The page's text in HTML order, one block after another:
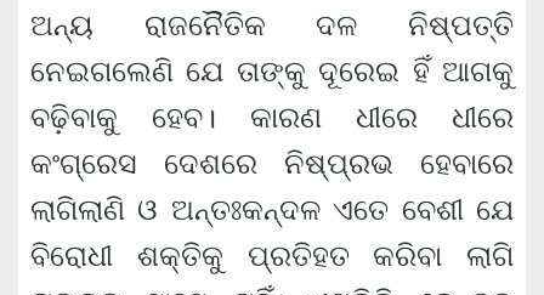
ଅନ୍ୟ ରାଜନୈିତିକ ଦଳ ନିଷ୍ପତ୍ତି
ନେଇଗଲେଣି ଯେ ତାଙ୍କୁ ଦୂରେଇ ହିଁ ଆଗକୁ
ବଢ଼ିବାକୁ ହେବ। କାରଣ ଧୀରେ ଧୀରେ
କଂଗ୍ରେସ ଦେଶରେ ନିଷ୍ପ୍ରଭ ହେବାରେ
ଲାଗିଲାଣି ଓ ଅନ୍ତଃକନ୍ଦଳ ଏତେ ବେଶୀ ଯେ
ବିରୋଧୀ ଶକ୍ତିକୁ ପ୍ରତିହତ କରିବା ଲାଗି